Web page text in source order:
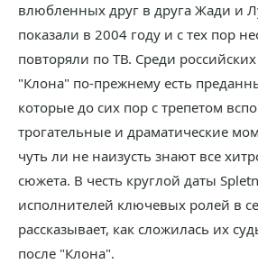
влюбленных друг в друга Жади и
показали в 2004 году и с тех пор
повторяли по ТВ. Среди
"Клона" по-прежнему есть
которые до сих пор с трепетом
трогательные и драматические
чуть ли не наизусть знают все
сюжета. В честь круглой даты
исполнителей ключевых ролей в
рассказывает, как сложилась их
после "Клона".